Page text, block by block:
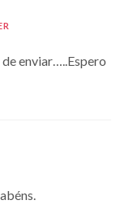
enviar…..Espero